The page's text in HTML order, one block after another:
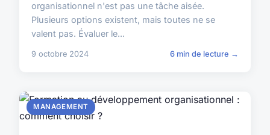
organisationnel n'est pas une tâche aisée.
Plusieurs options existent, mais toutes ne se
valent pas. Évaluer le...
9 octobre 2024 6 min de lecture →
MANAGEMENT